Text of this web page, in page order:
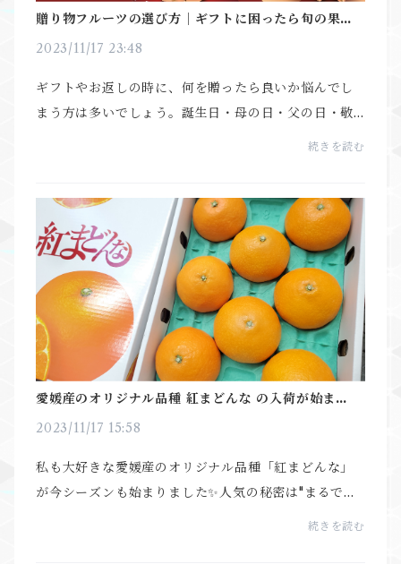
贈り物フルーツの選び方｜ギフトに困ったら旬の果物
2023/11/17 23:48
ギフトやお返しの時に、何を贈ったら良いか悩んでし
まう方は多いでしょう。誕生日・母の日・父の日・敬
老の日などイベント事には、贈り物の悩みがつきもの
続きを読む
愛媛産のオリジナル品種 紅まどんな の入荷が始まりま
2023/11/17 15:58
私も大好きな愛媛産のオリジナル品種「紅まどんな」
が今シーズンも始まりました✨人気の秘密は"まるでゼ
リーのような食感"と言われいる果肉と、紅い果肉から
続きを読む